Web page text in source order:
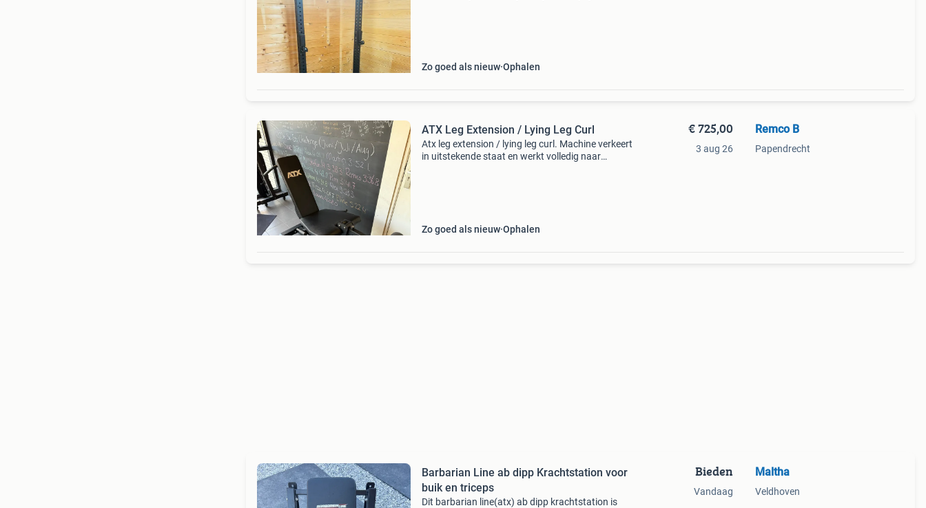
Zo goed als nieuw Ophalen
ATX Leg Extension / Lying Leg Curl
Atx leg extension / lying leg curl. Machine verkeert
in uitstekende staat en werkt volledig naar
Zo goed als nieuw Ophalen
€ 725,00
3 aug 26
Remco B
Papendrecht
Barbarian Line ab dipp Krachtstation voor
buik en triceps
Dit barbarian line(atx) ab dipp krachtstation is
Bieden
Vandaag
Maltha
Veldhoven